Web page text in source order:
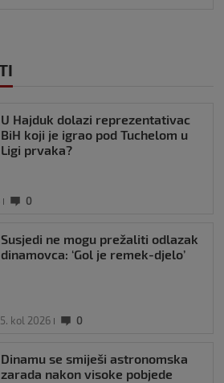
U Hajduk dolazi reprezentativac
BiH koji je igrao pod Tuchelom u
Ligi prvaka?
0
Susjedi ne mogu prežaliti odlazak
dinamovca: ‘Gol je remek-djelo’
kol 2026 0
Dinamu se smiješi astronomska
zarada nakon visoke pobjede